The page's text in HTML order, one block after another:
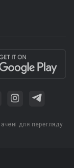
для перегляду